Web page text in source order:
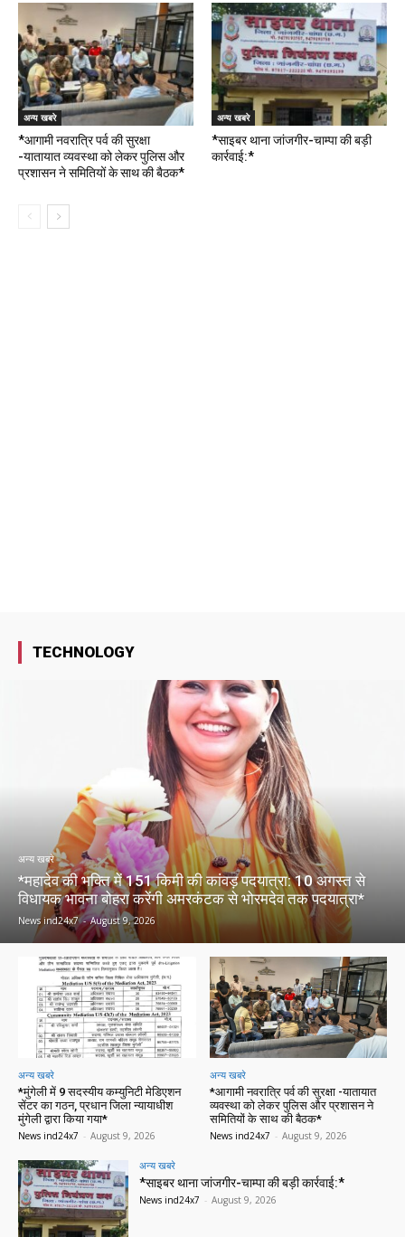
अन्य खबरे
*आगामी नवरात्रि पर्व की सुरक्षा
-यातायात व्यवस्था को लेकर पुलिस और
प्रशासन ने समितियों के साथ की बैठक*
अन्य खबरे
*साइबर थाना जांजगीर-चाम्पा की बड़ी
कार्रवाई:*
TECHNOLOGY
अन्य खबरे
*महादेव की भक्ति में 151 किमी की कांवड़ पदयात्रा: 10 अगस्त से
विधायक भावना बोहरा करेंगी अमरकंटक से भोरमदेव तक पदयात्रा*
News ind24x7 - August 9, 2026
अन्य खबरे
*मुंगेली में 9 सदस्यीय कम्युनिटी मेडिएशन
सेंटर का गठन, प्रधान जिला न्यायाधीश
मुंगेली द्वारा किया गया*
News ind24x7 - August 9, 2026
अन्य खबरे
*आगामी नवरात्रि पर्व की सुरक्षा -यातायात
व्यवस्था को लेकर पुलिस और प्रशासन ने
समितियों के साथ की बैठक*
News ind24x7 - August 9, 2026
अन्य खबरे
*साइबर थाना जांजगीर-चाम्पा की बड़ी कार्रवाई:*
News ind24x7 - August 9, 2026